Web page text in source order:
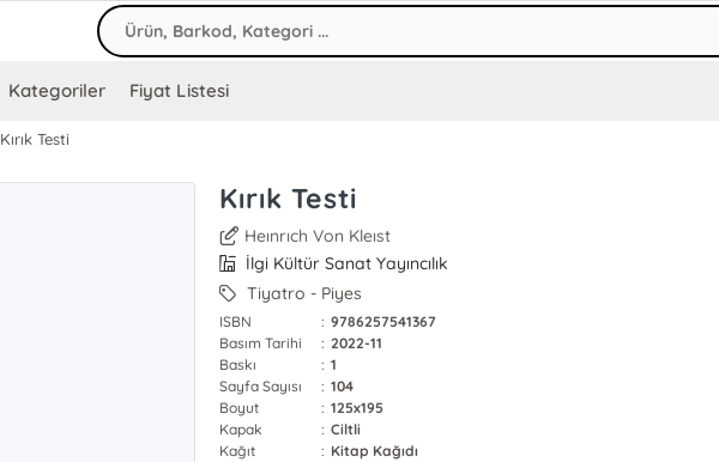
Kategoriler Fiyat Listesi
Kırık Testi
Kırık Testi
Heınrıch Von Kleıst
İlgi Kültür Sanat Yayıncılık
Tiyatro - Piyes
ISBN : 9786257541367
Basım Tarihi
: 2022-11
Baskı
: 1
Sayfa Sayısı
: 104
Boyut
: 125x195
Kapak
: Ciltli
Kağıt
: Kitap Kağıdı